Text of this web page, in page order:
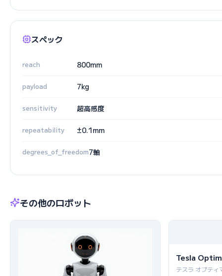
スペック
reach 800mm
payload 7kg
sensitivity 超高感度
repeatability ±0.1mm
degrees_of_freedom7軸
その他のロボット
Tesla
テスラ オプティ